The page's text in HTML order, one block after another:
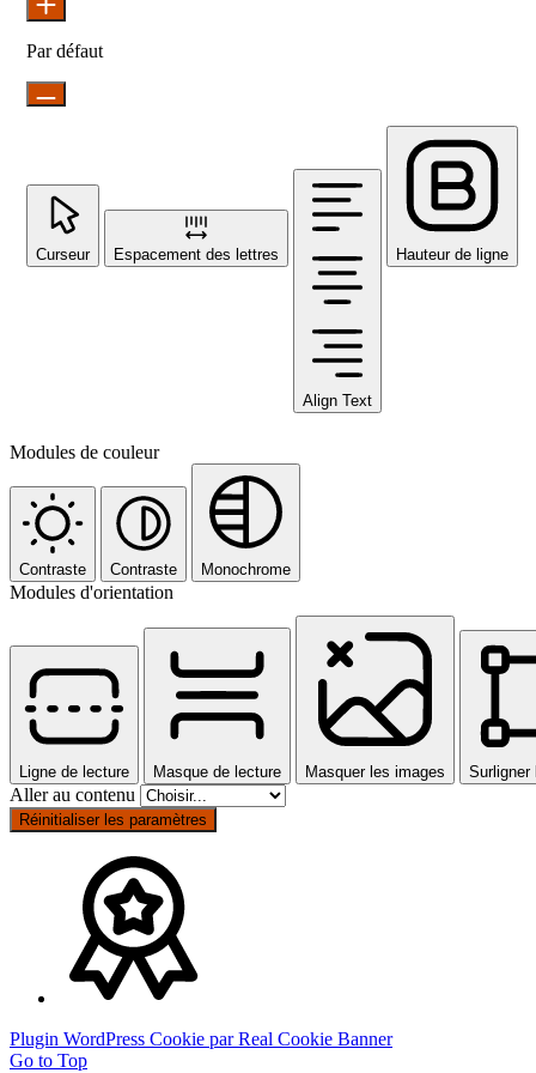
Par défaut
Curseur Espacement des lettres
Align Text
Hauteur de ligne
Modules de couleur
Contraste Contraste Monochrome
Modules d'orientation
Ligne de lecture Masque de lecture Masquer les images Surligner
Aller au contenu
Réinitialiser les paramètres
Plugin WordPress Cookie par Real Cookie Banner
Go to Top